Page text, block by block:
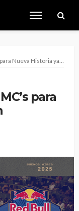
Historia ya están confirmados
para